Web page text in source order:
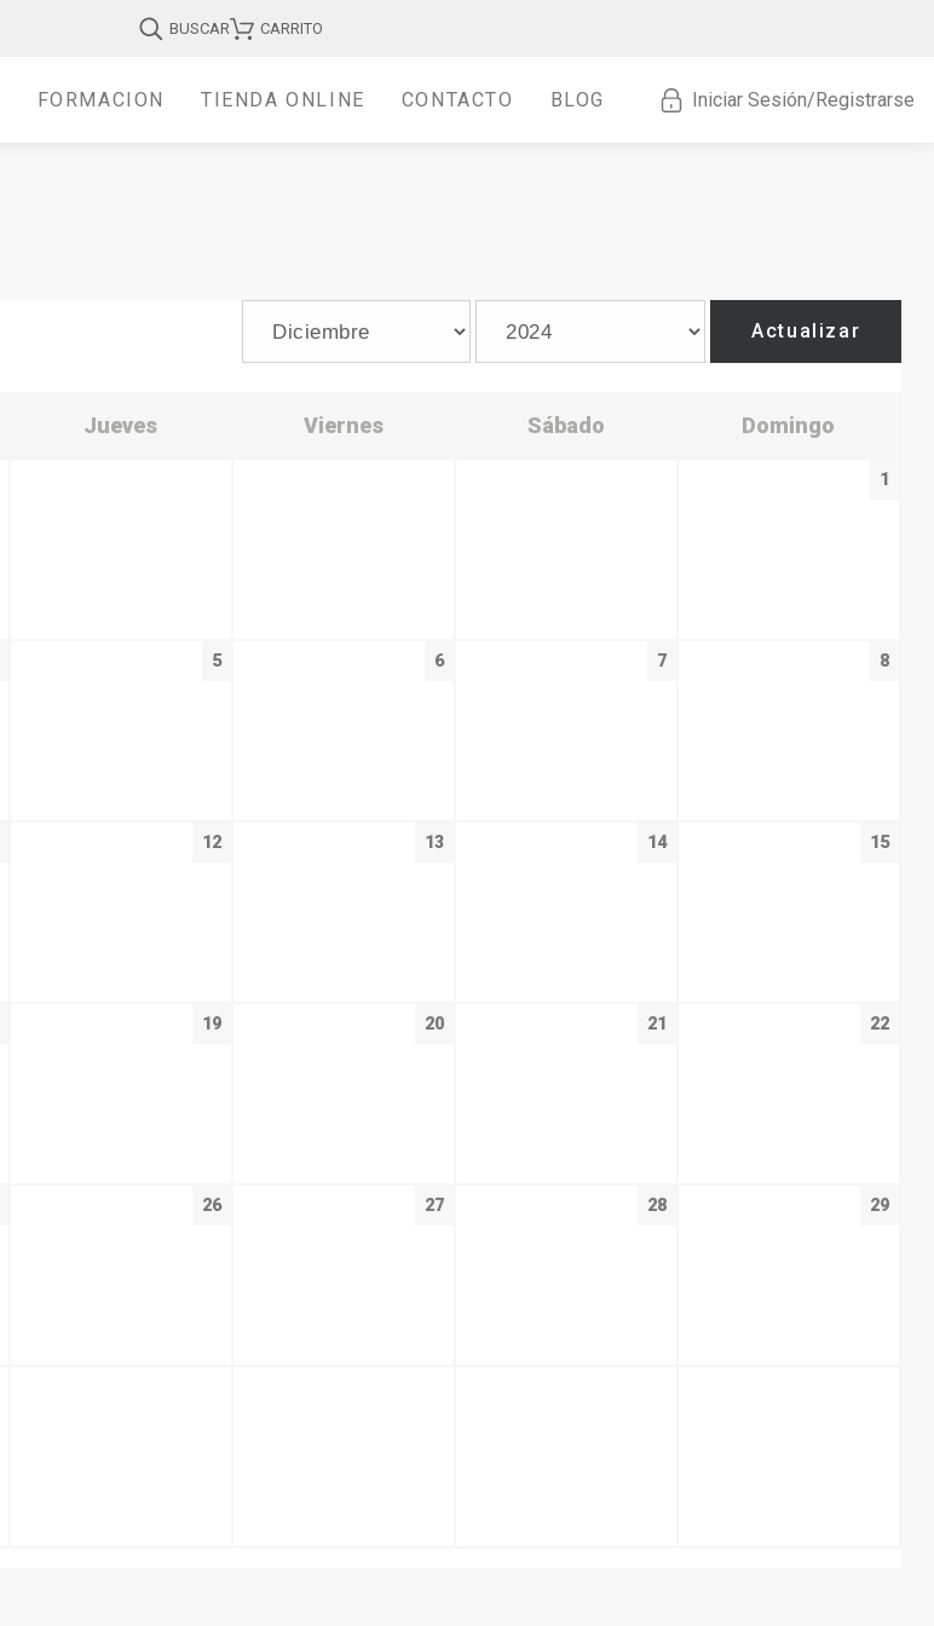
BUSCAR CARRITO
FORMACIÓN TIENDA ONLINE CONTACTO BLOG Iniciar Sesión/Registrarse
Actualizar
Jueves Viernes Sábado Domingo
1
5 6 7 8
12 13 14 15
19 20 21 22
26 27 28 29